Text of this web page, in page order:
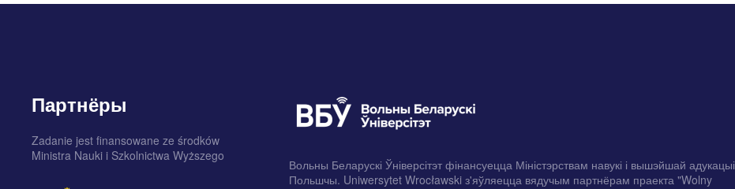
Партнёры
Zadanie jest finansowane ze środków
Ministra Nauki i Szkolnictwa Wyższego
Вольны Беларускі Ўніверсітэт фінансуецца Міністэрствам навукі і вышэйшай адукацыі
Польшчы. Uniwersytet Wrocławski з'яўляецца вядучым партнёрам праекта "Wolny